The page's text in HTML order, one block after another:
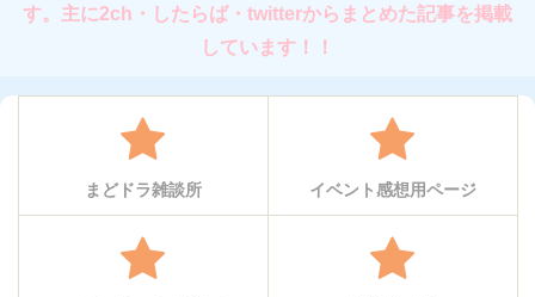
す。主に2ch・したらば・twitterからまとめた記事を掲載
しています！！
まどドラ雑談所 イベント感想用ページ